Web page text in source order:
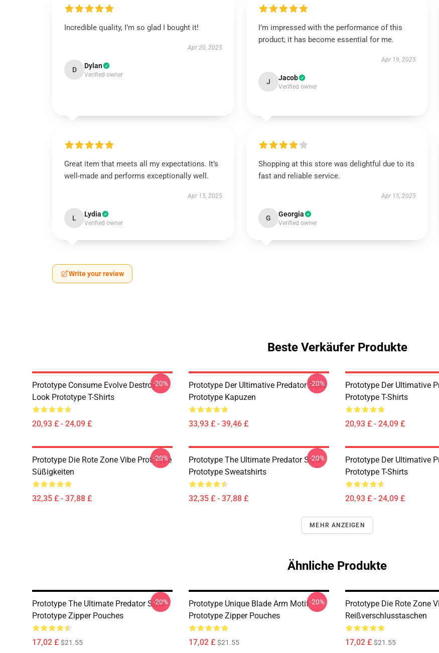
Incredible quality, I’m so glad I bought it!
Apr 20, 2025
D Dylan
Verified owner
I’m impressed with the performance of this
product; it has become essential for me.
Apr 19, 2025
J Jacob
Verified owner
Great item that meets all my expectations. It’s
well-made and performs exceptionally well.
Apr 15, 2025
L Lydia
Verified owner
Shopping at this store was delightful due to its
fast and reliable service.
Apr 15, 2025
G Georgia
Verified owner
Write your review
Beste Verkäufer Produkte
Prototype Consume Evolve Destroy
Look Prototype T-Shirts
20,93 £ - 24,09 £
-20%
Prototype Der Ultimative Predator Style
Prototype Kapuzen
33,93 £ - 39,46 £
-20%
Prototype Der Ultimative
Prototype T-Shirts
20,93 £ - 24,09 £
Prototype Die Rote Zone Vibe Prototype
Süßigkeiten
32,35 £ - 37,88 £
-20%
Prototype The Ultimate Predator Style
Prototype Sweatshirts
32,35 £ - 37,88 £
-20%
Prototype Der Ultimative
Prototype T-Shirts
20,93 £ - 24,09 £
MEHR ANZEIGEN
Ähnliche Produkte
Prototype The Ultimate Predator Style
Prototype Zipper Pouches
17,02 £ $21.55
-20%
Prototype Unique Blade Arm Motif
Prototype Zipper Pouches
17,02 £ $21.55
-20%
Prototype Die Rote Zone
Reißverschlusstaschen
17,02 £ $21.55